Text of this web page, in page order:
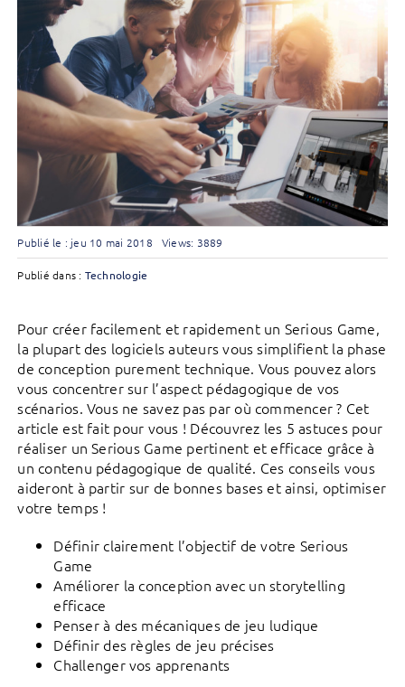
Publié le : jeu 10 mai 2018 Views: 3889
Publié dans : Technologie
Pour créer facilement et rapidement un Serious Game,
la plupart des logiciels auteurs vous simplifient la phase
de conception purement technique. Vous pouvez alors
vous concentrer sur l’aspect pédagogique de vos
scénarios. Vous ne savez pas par où commencer ? Cet
article est fait pour vous ! Découvrez les 5 astuces pour
réaliser un Serious Game pertinent et efficace grâce à
un contenu pédagogique de qualité. Ces conseils vous
aideront à partir sur de bonnes bases et ainsi, optimiser
votre temps !
Définir clairement l’objectif de votre Serious
Game
Améliorer la conception avec un storytelling
efficace
Penser à des mécaniques de jeu ludique
Définir des règles de jeu précises
Challenger vos apprenants